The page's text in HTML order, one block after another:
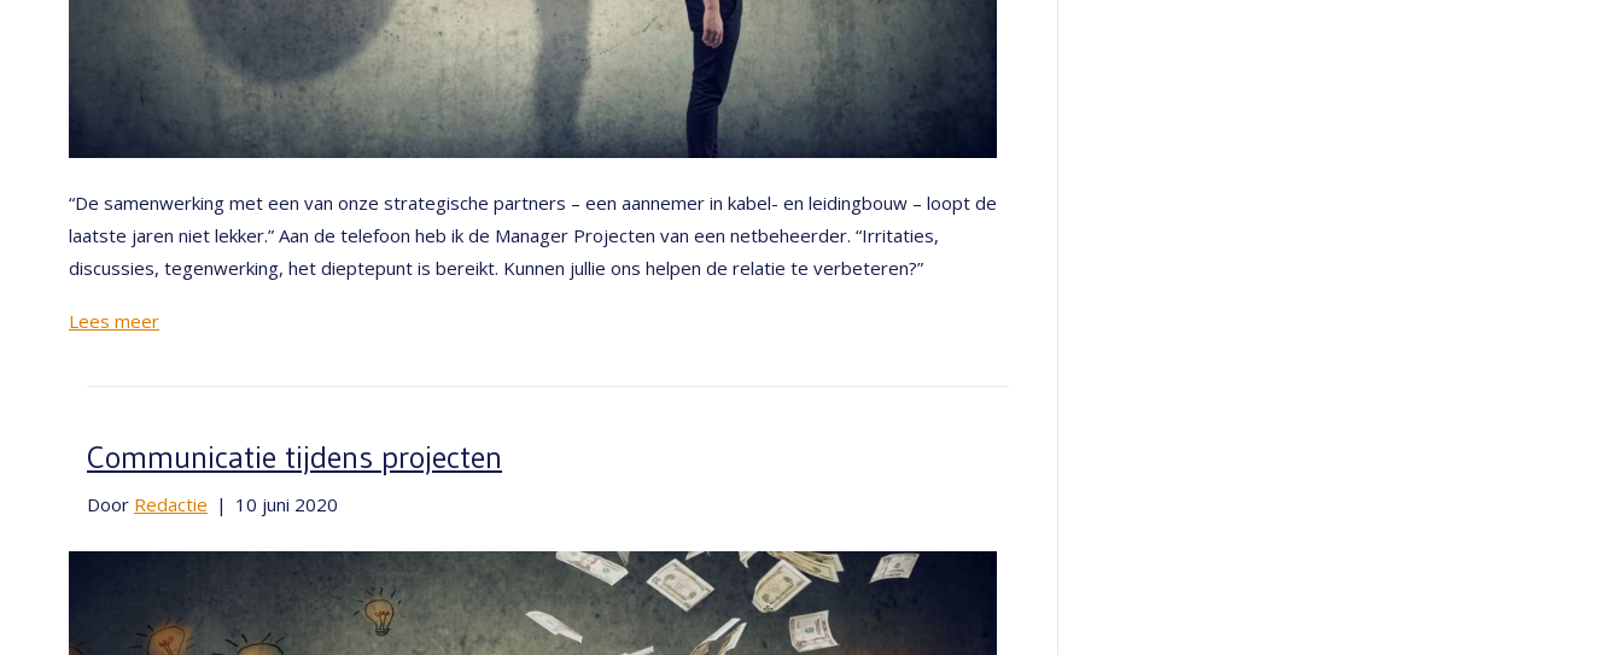
“De samenwerking met een van onze strategische partners – een aannemer in kabel- en leidingbouw – loopt de
laatste jaren niet lekker.” Aan de telefoon heb ik de Manager Projecten van een netbeheerder. “Irritaties,
discussies, tegenwerking, het dieptepunt is bereikt. Kunnen jullie ons helpen de relatie te verbeteren?”
Lees meer
Communicatie tijdens projecten
Door Redactie | 10 juni 2020